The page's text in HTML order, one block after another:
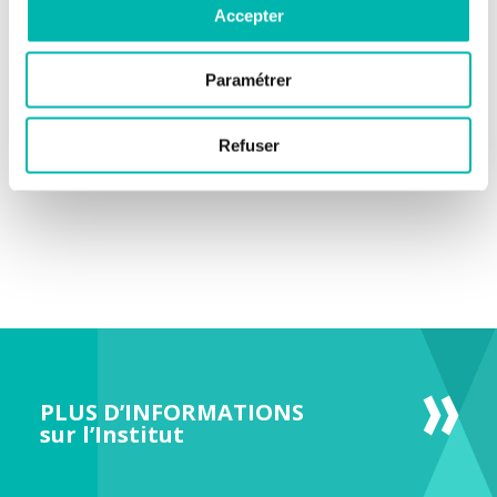
Accepter
Paramétrer
Refuser
PLUS D’INFORMATIONS
sur l’Institut